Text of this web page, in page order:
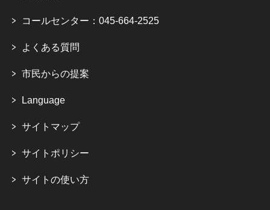
コールセンター：045-664-2525
よくある質問
市民からの提案
Language
サイトマップ
サイトポリシー
サイトの使い方